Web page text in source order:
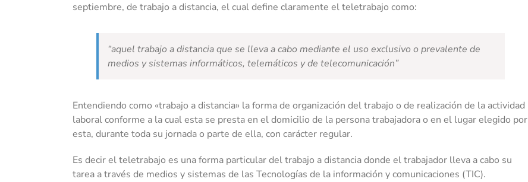
septiembre, de trabajo a distancia, el cual define claramente el teletrabajo como:
“aquel trabajo a distancia que se lleva a cabo mediante el uso exclusivo o prevalente de
medios y sistemas informáticos, telemáticos y de telecomunicación”
Entendiendo como «trabajo a distancia» la forma de organización del trabajo o de realización de la actividad
laboral conforme a la cual esta se presta en el domicilio de la persona trabajadora o en el lugar elegido por
esta, durante toda su jornada o parte de ella, con carácter regular.
Es decir el teletrabajo es una forma particular del trabajo a distancia donde el trabajador lleva a cabo su
tarea a través de medios y sistemas de las Tecnologías de la información y comunicaciones (TIC).